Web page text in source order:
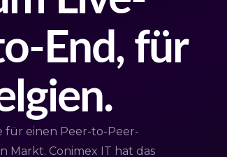
End, für
für einen Peer-to-Peer-
Conimex IT hat das